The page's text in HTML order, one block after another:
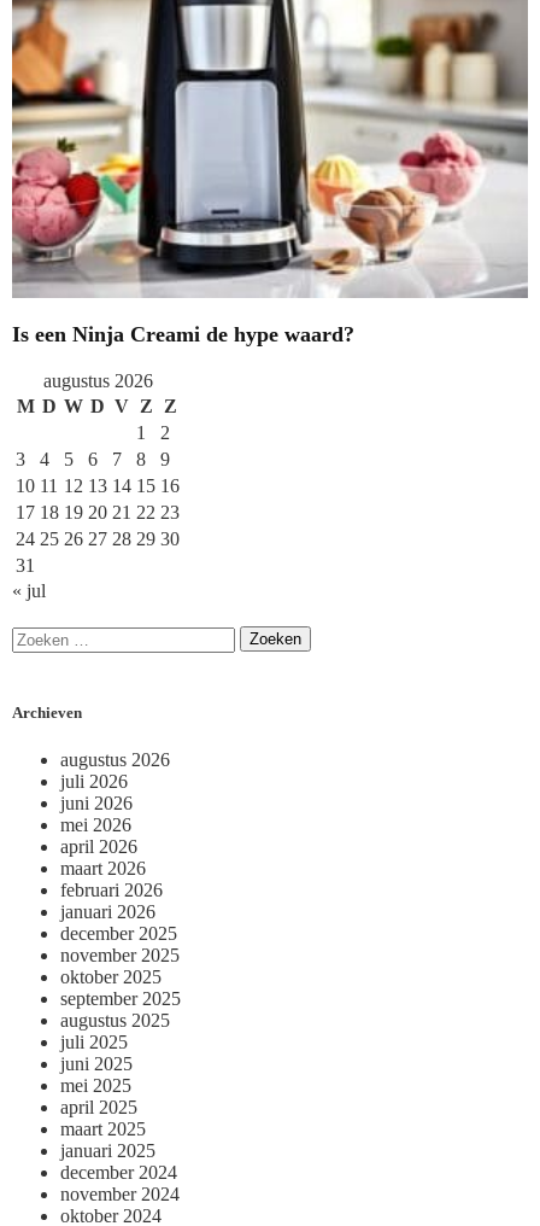
Is een Ninja Creami de hype waard?
augustus 2026
M D W D V Z
Z
1
2
3
4 5 6 7 8
9
10 11 12 13 14 15 16
17 18 19 20 21 22 23
24 25 26 27 28 29 30
31
« jul
Archieven
augustus 2026
juli 2026
juni 2026
mei 2026
april 2026
maart 2026
februari 2026
januari 2026
december 2025
november 2025
oktober 2025
september 2025
augustus 2025
juli 2025
juni 2025
mei 2025
april 2025
maart 2025
januari 2025
december 2024
november 2024
oktober 2024